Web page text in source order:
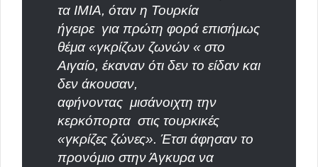
τα ΙΜΙΑ, όταν η Τουρκία
ήγειρε για πρώτη φορά επισήμως
θέμα «γκρίζων ζωνών « στο
Αιγαίο, έκαναν ότι δεν το είδαν και
δεν άκουσαν,
αφήνοντας μισάνοιχτη την
κερκόπορτα στις τουρκικές
«γκρίζες ζώνες». Έτσι άφησαν το
προνόμιο στην Άγκυρα να